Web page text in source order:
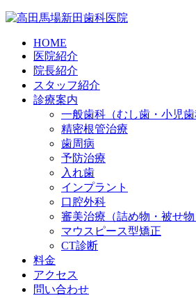
HOME
医院紹介
院長紹介
スタッフ紹介
診療案内
一般歯科（むし歯・小児歯
精密根管治療
歯周病
予防治療
入れ歯
インプラント
口腔外科
審美治療（詰め物・被せ物
マウスピース型矯正
CT診断
料金
アクセス
問い合わせ